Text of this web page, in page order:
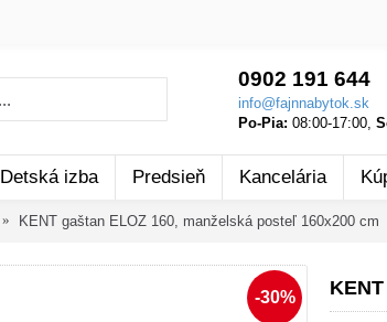
0902 191 644
info@fajnnabytok.sk
Po-Pia: 08:00-17:00,
Detská izba Predsieň Kancelária
KENT gaštan ELOZ 160, manželská posteľ 160x200 cm
-30%